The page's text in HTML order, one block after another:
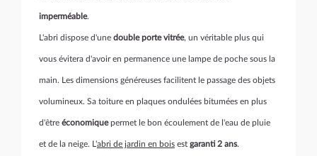
imperméable.
L'abri dispose d'une double porte vitrée, un véritable plus qui
vous évitera d'avoir en permanence une lampe de poche sous la
main. Les dimensions généreuses facilitent le passage des objets
volumineux. Sa toiture en plaques ondulées bitumées en plus
d'être économiquepermet le bon écoulement de l'eau de pluie
et de la neige. L'abri de jardin en bois est garanti 2 ans.